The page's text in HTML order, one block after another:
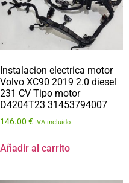
Instalacion electrica motor
Volvo XC90 2019 2.0 diesel
231 CV Tipo motor
D4204T23 31453794007
146.00 € IVA incluido
Añadir al carrito